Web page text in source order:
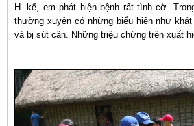
H. kể, em phát hiện bệnh rất tình cờ.
thường xuyên có những biểu hiện như
và bị sút cân. Những triệu chứng trên xuất